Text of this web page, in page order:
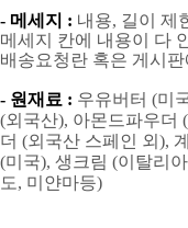
- 메세지 : 내용, 길이 제
메세지 칸에 내용이 다
배송요청란 혹은 게시
- 원재료 : 우유버터 (미
(외국산), 아몬드파우더
더 (외국산 스페인 외),
(미국), 생크림 (이탈리
도, 미얀마등)